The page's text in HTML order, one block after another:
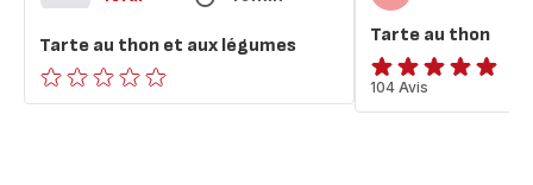
Tarte au thon et aux légumes
ratings.0
Tarte au thon
ratings.4.9
104 Avis